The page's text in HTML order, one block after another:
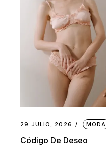
29 JULIO, 2026 MODA
Código De Deseo